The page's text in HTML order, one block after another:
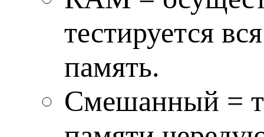
тестируется
память.
Смешанный =